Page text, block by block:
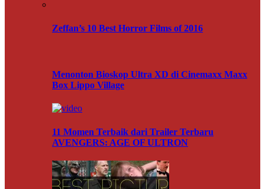
Zeffan’s 10 Best Horror Films of 2016
Menonton Bioskop Ultra XD di Cinemaxx Maxx
Box Lippo Village
11 Momen Terbaik dari Trailer Terbaru
AVENGERS: AGE OF ULTRON